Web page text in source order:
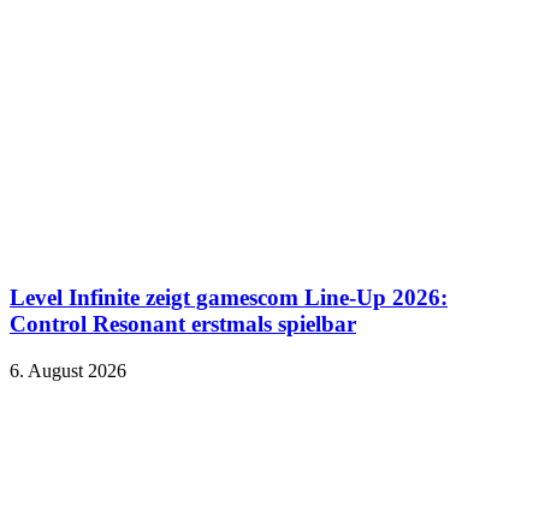
Level Infinite zeigt gamescom Line-Up 2026:
Control Resonant erstmals spielbar
6. August 2026